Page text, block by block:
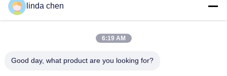
linda chen
6:19 AM
Good day, what product are you looking for?